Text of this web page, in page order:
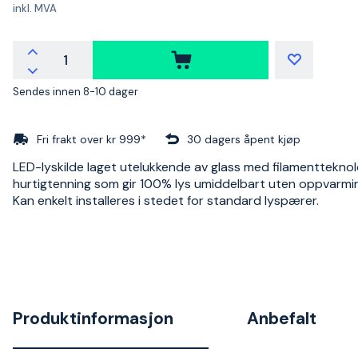
inkl. MVA
Sendes innen 8-10 dager
Fri frakt over kr 999* 30 dagers åpent kjøp
LED-lyskilde laget utelukkende av glass med
hurtigtenning som gir 100% lys umiddelbart uten
Kan enkelt installeres i stedet for standard lyspærer.
Produktinformasjon Anbefalt